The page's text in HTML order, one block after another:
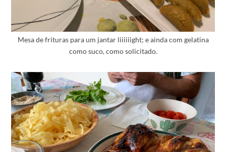
Mesa de frituras para um jantar liiiiiight; e ainda com gelatina
como suco, como solicitado.